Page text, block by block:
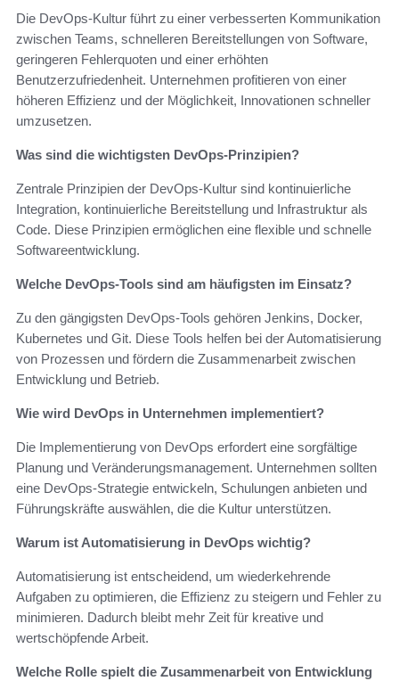
Die DevOps-Kultur führt zu einer verbesserten Kommunikation
zwischen Teams, schnelleren Bereitstellungen von Software,
geringeren Fehlerquoten und einer erhöhten
Benutzerzufriedenheit. Unternehmen profitieren von einer
höheren Effizienz und der Möglichkeit, Innovationen schneller
umzusetzen.
Was sind die wichtigsten DevOps-Prinzipien?
Zentrale Prinzipien der DevOps-Kultur sind kontinuierliche
Integration, kontinuierliche Bereitstellung und Infrastruktur als
Code. Diese Prinzipien ermöglichen eine flexible und schnelle
Softwareentwicklung.
Welche DevOps-Tools sind am häufigsten im Einsatz?
Zu den gängigsten DevOps-Tools gehören Jenkins, Docker,
Kubernetes und Git. Diese Tools helfen bei der Automatisierung
von Prozessen und fördern die Zusammenarbeit zwischen
Entwicklung und Betrieb.
Wie wird DevOps in Unternehmen implementiert?
Die Implementierung von DevOps erfordert eine sorgfältige
Planung und Veränderungsmanagement. Unternehmen sollten
eine DevOps-Strategie entwickeln, Schulungen anbieten und
Führungskräfte auswählen, die die Kultur unterstützen.
Warum ist Automatisierung in DevOps wichtig?
Automatisierung ist entscheidend, um wiederkehrende
Aufgaben zu optimieren, die Effizienz zu steigern und Fehler zu
minimieren. Dadurch bleibt mehr Zeit für kreative und
wertschöpfende Arbeit.
Welche Rolle spielt die Zusammenarbeit von Entwicklung